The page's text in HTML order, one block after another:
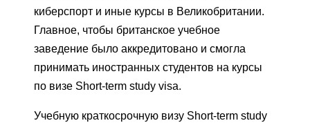
киберспорт и иные курсы в Великобритании.
Главное, чтобы британское учебное
заведение было аккредитовано и смогла
принимать иностранных студентов на курсы
по визе Short-term study visa.
Учебную краткосрочную визу Short-term study